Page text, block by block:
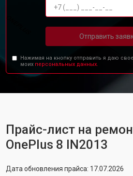
Отправить
Нажимая на кнопку отправить я даю
моих персональных данных.
Прайс-лист на
OnePlus 8 IN2013
Дата обновления прайса: 17.07.2026